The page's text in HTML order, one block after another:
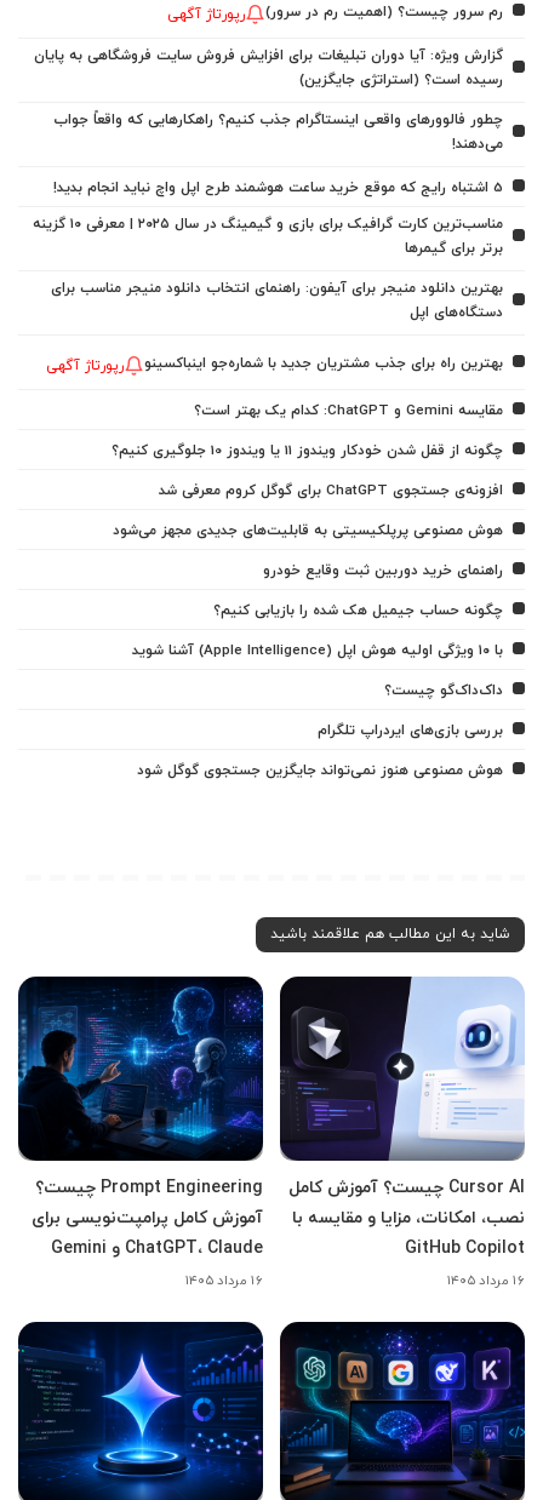
رم سرور چیست؟ (اهمیت رم در سرور) رپورتاژ آگهی
گزارش ویژه: آیا دوران تبلیغات برای افزایش فروش سایت فروشگاهی به پایان
رسیده است؟ (استراتژی جایگزین)
چطور فالوورهای واقعی اینستاگرام جذب کنیم؟ راهکارهایی که واقعاً جواب
می‌دهند!
5 اشتباه رایج که موقع خرید ساعت هوشمند طرح اپل واچ نباید انجام بدید!
مناسب‌ترین کارت گرافیک برای بازی و گیمینگ در سال ۲۰۲۵ | معرفی ۱۰ گزینه
برتر برای گیمرها
بهترین دانلود منیجر برای آیفون: راهنمای انتخاب دانلود منیجر مناسب برای
دستگاه‌های اپل
بهترین راه برای جذب مشتریان جدید با شماره‌جو اینباکسینو رپورتاژ آگهی
مقایسه Gemini و ChatGPT: کدام یک بهتر است؟
چگونه از قفل شدن خودکار ویندوز 11 یا ویندوز 10 جلوگیری کنیم؟
افزونه‌ی جستجوی ChatGPT برای گوگل کروم معرفی شد
هوش مصنوعی پرپلکیسیتی به قابلیت‌های جدیدی مجهز می‌شود
راهنمای خرید دوربین ثبت وقایع خودرو
چگونه حساب جیمیل هک شده را بازیابی کنیم؟
با ۱۰ ویژگی اولیه هوش اپل (Apple Intelligence) آشنا شوید
داک‌داک‌گو چیست؟
بررسی بازی‌های ایردراپ تلگرام
هوش مصنوعی هنوز نمی‌تواند جایگزین جستجوی گوگل شود
شاید به این مطالب هم علاقمند باشید
Cursor AI چیست؟ آموزش کامل
نصب، امکانات، مزایا و مقایسه با
GitHub Copilot
۱۶ مرداد ۱۴۰۵
Prompt Engineering چیست؟
آموزش کامل پرامپت‌نویسی برای
ChatGPT، Claude و Gemini
۱۶ مرداد ۱۴۰۵